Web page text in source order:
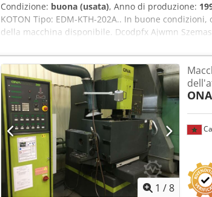
Condizione: buona (usata), Anno di produzione:
KOTON Tipo: EDM-KTH-202A.. In buone
della macchina disponibile. Dcodpfx Ajwmn
1 /8
ONA